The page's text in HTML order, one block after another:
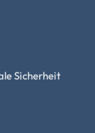
Sicherheit